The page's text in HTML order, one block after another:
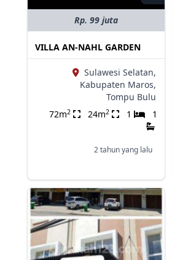
Rp. 99 juta
VILLA AN-NAHL GARDEN
Sulawesi Selatan,
Kabupaten Maros,
Tompu Bulu
72m2 24m2 1 1
2 tahun yang lalu